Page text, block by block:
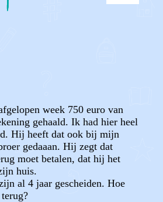
week 750 euro van
gehaald. Ik had hier heel
Hij heeft dat ook bij mijn
gedaaan. Hij zegt dat
moet betalen, dat hij het
huis.
al 4 jaar gescheiden. Hoe